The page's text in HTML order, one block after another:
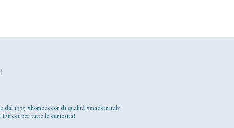
dal 1975 #homedecor di qualità #madeinitaly
Direct per tutte le curiosità!